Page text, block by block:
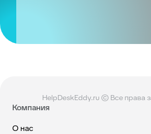
HelpDeskEddy.ru © Все права
Компания
О нас